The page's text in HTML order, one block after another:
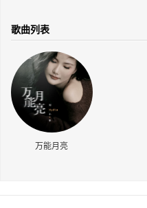
歌曲列表
万能月亮